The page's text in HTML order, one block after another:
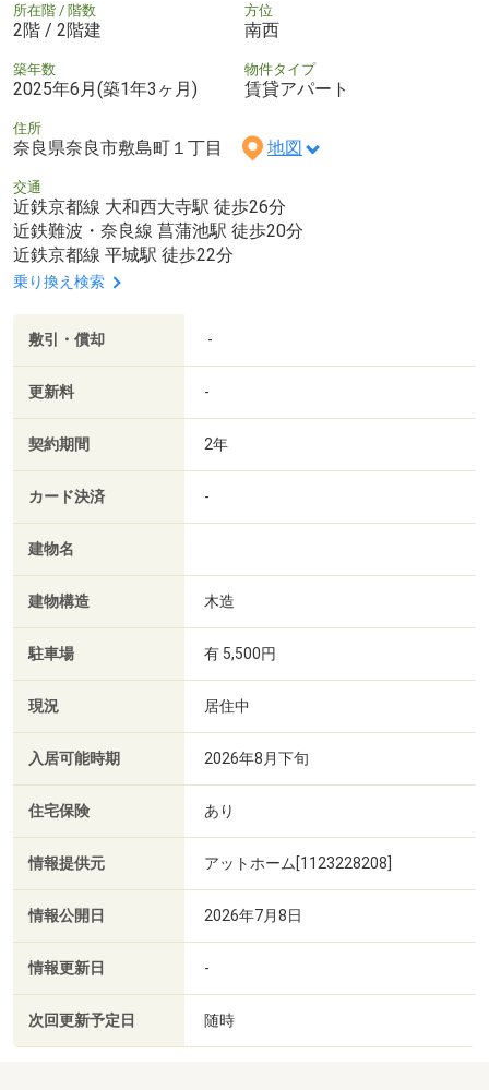
所在階 / 階数
2階 / 2階建
方位
南西
築年数
2025年6月(築1年3ヶ月)
物件タイプ
賃貸アパート
住所
奈良県奈良市敷島町１丁目 地図
交通
近鉄京都線 大和西大寺駅 徒歩26分
近鉄難波・奈良線 菖蒲池駅 徒歩20分
近鉄京都線 平城駅 徒歩22分
乗り換え検索
敷引・償却 -
更新料 -
契約期間 2年
カード決済 -
建物名
建物構造 木造
駐車場 有 5,500円
現況 居住中
入居可能時期 2026年8月下旬
住宅保険 あり
情報提供元 アットホーム[1123228208]
情報公開日 2026年7月8日
情報更新日 -
次回更新予定日 随時